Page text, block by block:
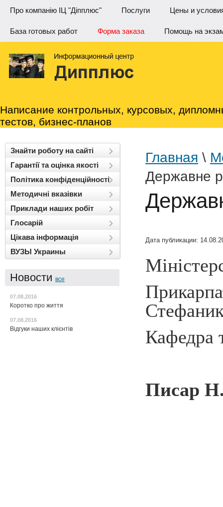
Про компанію ІЦ "Діпплюс" Послуги Цены и
База готовых работ Форма заказа Помощь на
Написание контрольных, курсовых,
тестов, бизнес-планов
Знайти роботу на сайті
Гарантії та оцінка якості
Політика конфіденційності
Методичні вказівки
Приклади наших робіт
Глосарій
Цікава інформація
ВУЗЫ Украины
Новости все
07.08.2016
Коротко про життя
07.08.2016
Відгуки наших клієнтів
Главная \
Державне
Дата публикации:
Кафедра
Писар